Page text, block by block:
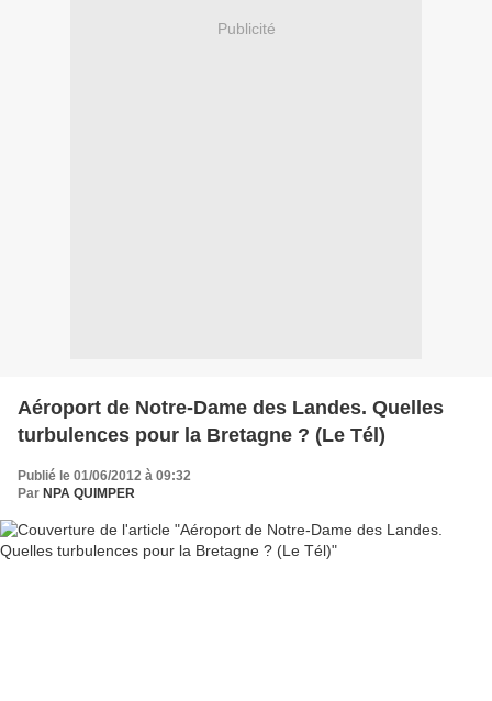
Publicité
Aéroport de Notre-Dame des Landes. Quelles
turbulences pour la Bretagne ? (Le Tél)
Publié le 01/06/2012 à 09:32
Par NPA QUIMPER